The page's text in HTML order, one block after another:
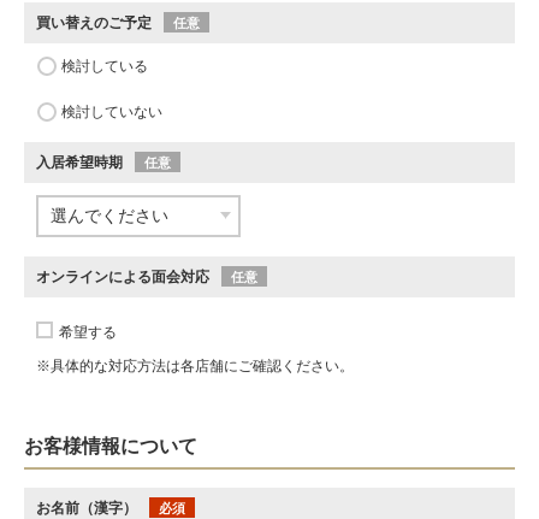
買い替えのご予定 任意
検討している
検討していない
入居希望時期 任意
オンラインによる面会対応 任意
希望する
※具体的な対応方法は各店舗にご確認ください。
お客様情報について
お名前（漢字） 必須